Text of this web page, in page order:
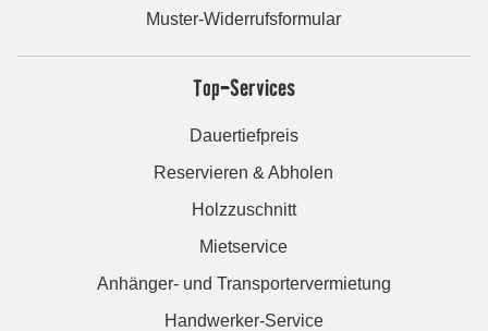
Muster-Widerrufsformular
Top-Services
Dauertiefpreis
Reservieren & Abholen
Holzzuschnitt
Mietservice
Anhänger- und Transportervermietung
Handwerker-Service